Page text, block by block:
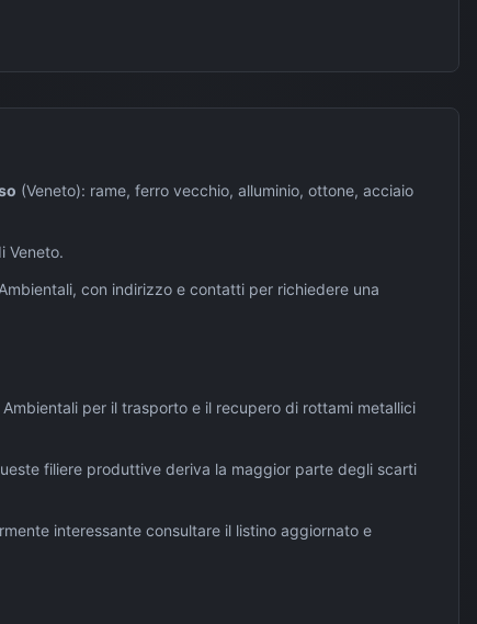
(Veneto): rame, ferro vecchio, alluminio, ottone, acciaio
Veneto.
con indirizzo e contatti per richiedere una
per il trasporto e il recupero di rottami metallici
filiere produttive deriva la maggior parte degli scarti
interessante consultare il listino aggiornato e